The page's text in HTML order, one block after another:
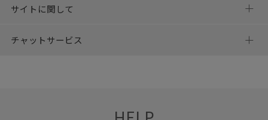
サイトに関して
チャットサービス